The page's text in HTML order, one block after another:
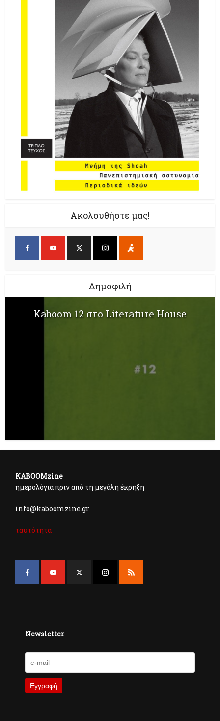
Ακολουθήστε μας!
Δημοφιλή
Kaboom 12 στο Literature House
KABOOMzine
ημερολόγια πριν από τη μεγάλη έκρηξη
info@kaboomzine.gr
ταυτότητα
Newsletter